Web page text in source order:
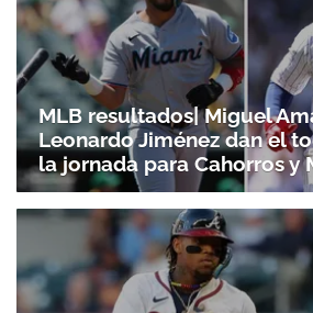
Gracias por suscribirte a
MLB resultados| Miguel
Leonardo Jiménez dan el
la jornada para Cahorros y